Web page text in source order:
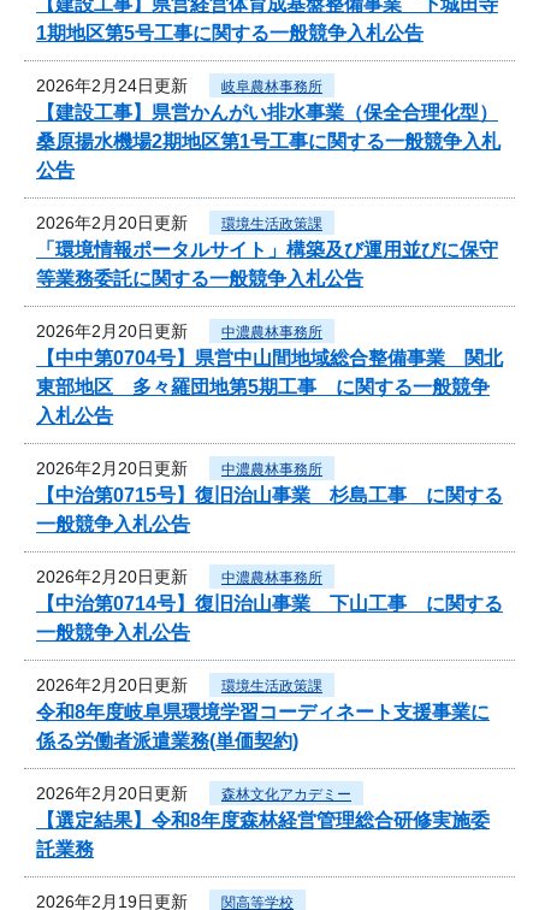
1期地区第5号工事に関する一般競争入札公告
2026年2月24日更新 岐阜農林事務所
【建設工事】県営かんがい排水事業（保全合理化型）
桑原揚水機場2期地区第1号工事に関する一般競争入札
公告
2026年2月20日更新 環境生活政策課
「環境情報ポータルサイト」構築及び運用並びに保守
等業務委託に関する一般競争入札公告
2026年2月20日更新 中濃農林事務所
【中中第0704号】県営中山間地域総合整備事業 関北
東部地区 多々羅団地第5期工事 に関する一般競争
入札公告
2026年2月20日更新 中濃農林事務所
【中治第0715号】復旧治山事業 杉島工事 に関する
一般競争入札公告
2026年2月20日更新 中濃農林事務所
【中治第0714号】復旧治山事業 下山工事 に関する
一般競争入札公告
2026年2月20日更新 環境生活政策課
令和8年度岐阜県環境学習コーディネート支援事業に
係る労働者派遣業務(単価契約)
2026年2月20日更新 森林文化アカデミー
【選定結果】令和8年度森林経営管理総合研修実施委
託業務
2026年2月19日更新 関高等学校